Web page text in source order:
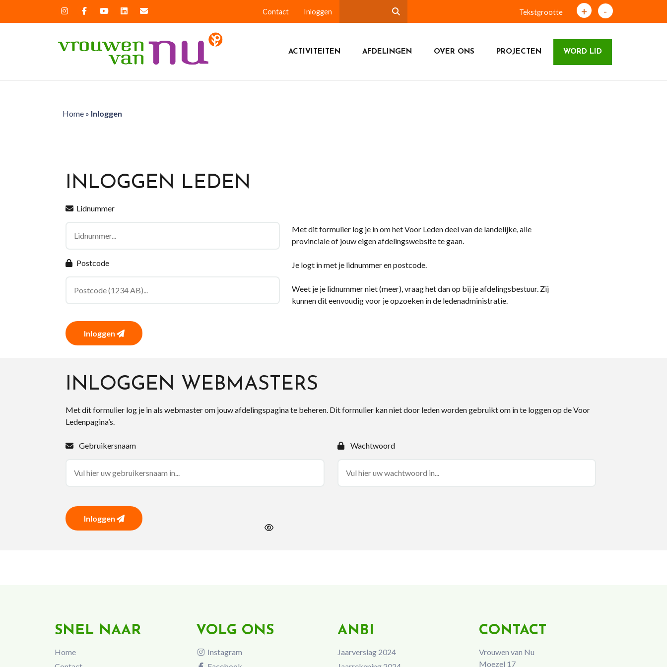
Contact Inloggen Tekstgrootte + -
ACTIVITEITEN AFDELINGEN OVER ONS PROJECTEN WORD LID
Home» Inloggen
INLOGGEN LEDEN
Lidnummer
Postcode
Inloggen
Met dit formulier log je in om het Voor Leden deel van de landelijke, alle
provinciale of jouw eigen afdelingswebsite te gaan.
Je logt in met je lidnummer en postcode.
Weet je je lidnummer niet (meer), vraag het dan op bij je afdelingsbestuur. Zij
kunnen dit eenvoudig voor je opzoeken in de ledenadministratie.
INLOGGEN WEBMASTERS
Met dit formulier log je in als webmaster om jouw afdelingspagina te beheren. Dit formulier kan niet door leden worden gebruikt om in te loggen op de Voor
Ledenpagina’s.
Gebruikersnaam Wachtwoord
Inloggen
SNEL NAAR
Home
VOLG ONS
Instagram
ANBI
Jaarverslag 2024
CONTACT
Vrouwen van Nu
Moezel 17